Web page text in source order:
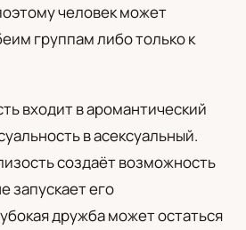
человек может
группам либо только к
входит в аромантический
в асексуальный.
создаёт возможность
запускает его
дружба может остаться